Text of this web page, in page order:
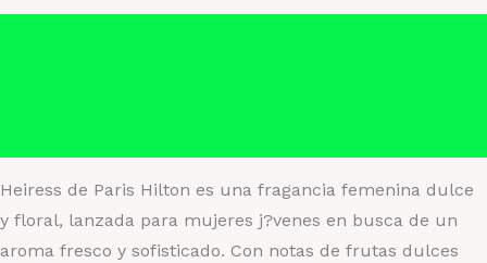
Heiress de Paris Hilton es una fragancia femenina dulce
y floral, lanzada para mujeres j?venes en busca de un
aroma fresco y sofisticado. Con notas de frutas dulces